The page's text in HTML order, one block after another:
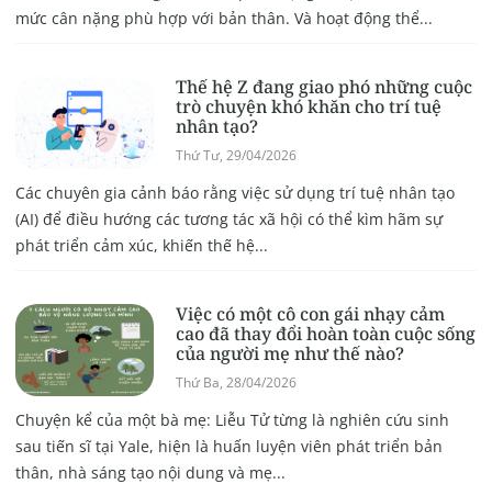
mức cân nặng phù hợp với bản thân. Và hoạt động thể...
Thế hệ Z đang giao phó những cuộc
trò chuyện khó khăn cho trí tuệ
nhân tạo?
Thứ Tư, 29/04/2026
Các chuyên gia cảnh báo rằng việc sử dụng trí tuệ nhân tạo
(AI) để điều hướng các tương tác xã hội có thể kìm hãm sự
phát triển cảm xúc, khiến thế hệ...
Việc có một cô con gái nhạy cảm
cao đã thay đổi hoàn toàn cuộc sống
của người mẹ như thế nào?
Thứ Ba, 28/04/2026
Chuyện kể của một bà mẹ: Liễu Tử từng là nghiên cứu sinh
sau tiến sĩ tại Yale, hiện là huấn luyện viên phát triển bản
thân, nhà sáng tạo nội dung và mẹ...